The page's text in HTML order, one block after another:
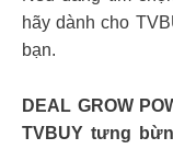
hãy dành cho
bạn.
DEAL GROW
TVBUY tưng